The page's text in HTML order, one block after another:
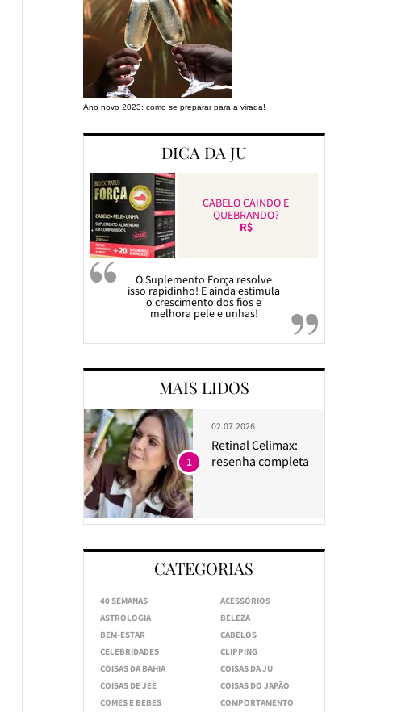
Ano novo 2023: como se preparar para a virada!
DICA DA JU
CABELO CAINDO E
QUEBRANDO?
R$
O Suplemento Força resolve
isso rapidinho! E ainda estimula
o crescimento dos fios e
melhora pele e unhas!
MAIS LIDOS
02.07.2026
Retinal Celimax:
resenha completa
1
CATEGORIAS
40 SEMANAS
ACESSÓRIOS
ASTROLOGIA
BELEZA
BEM-ESTAR
CABELOS
CELEBRIDADES
CLIPPING
COISAS DA BAHIA
COISAS DA JU
COISAS DE JEE
COISAS DO JAPÃO
COMES E BEBES
COMPORTAMENTO